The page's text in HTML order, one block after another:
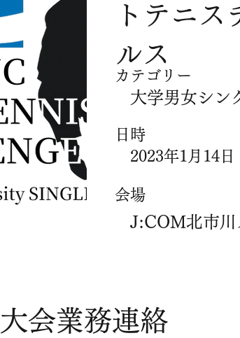
トテニ
ルス
大学男女シン
​カテゴリー
​日時
2023年1月14
​会場
J:COM北市川
​大会業務連絡